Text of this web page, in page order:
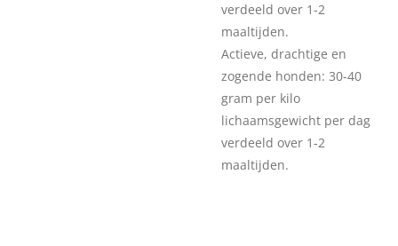
verdeeld over 1-2
maaltijden.
Actieve, drachtige en
zogende honden: 30-40
gram per kilo
lichaamsgewicht per dag
verdeeld over 1-2
maaltijden.